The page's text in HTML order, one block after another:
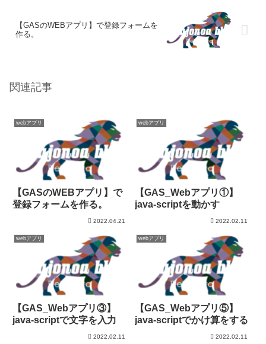
【GASのWEBアプリ】で登録フォームを
作る。
関連記事
webアプリ
【GASのWEBアプリ】で
登録フォームを作る。
2022.04.21
webアプリ
【GAS_Webアプリ①】
java-scriptを動かす
2022.02.11
webアプリ
【GAS_Webアプリ③】
java-scriptで文字を入力
2022.02.11
webアプリ
【GAS_Webアプリ⑤】
java-scriptでかけ算をする
2022.02.11